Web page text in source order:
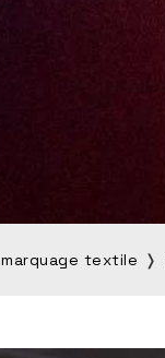
marquage textile